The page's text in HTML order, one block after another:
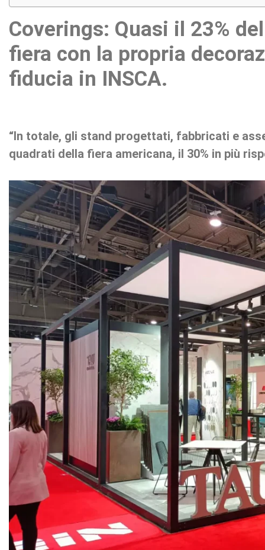
Home
I.RIS
Expositori
Showrooms
Notizie
Contatto
Coverings: Quasi il 23%
fiera con la propria
fiducia in INSCA.
“In totale, gli stand progettati, fabbricati e
quadrati della fiera americana, il 30% in più